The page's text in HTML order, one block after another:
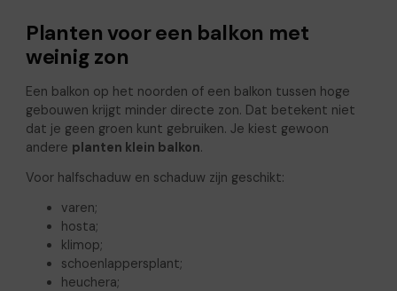
Planten voor een balkon met
weinig zon
Een balkon op het noorden of een balkon tussen hoge
gebouwen krijgt minder directe zon. Dat betekent niet
dat je geen groen kunt gebruiken. Je kiest gewoon
andere planten klein balkon.
Voor halfschaduw en schaduw zijn geschikt:
varen;
hosta;
klimop;
schoenlappersplant;
heuchera;